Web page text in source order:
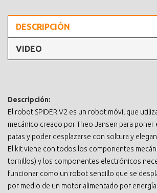
DESCRIPCIÓN
VIDEO
Descripción:
El robot SPIDER V2 es un robot móvil que
mecánico creado por Theo Jansen para poner
patas y poder desplazarse con soltura y
El kit viene con todos los componentes
tornillos) y los componentes electrónicos
funcionar como un robot sencillo que se
por medio de un motor alimentado por